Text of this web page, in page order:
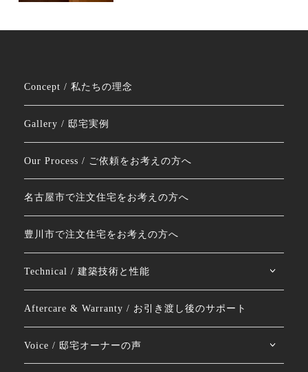
Concept / 私たちの理念
Gallery / 邸宅実例
Our Process / ご依頼をお考えの方へ
名古屋市で注文住宅をお考えの方へ
豊川市で注文住宅をお考えの方へ
Technical / 建築技術と性能
Aftercare & Warranty / お引き渡し後のサポート
Voice / 邸宅オーナーの声